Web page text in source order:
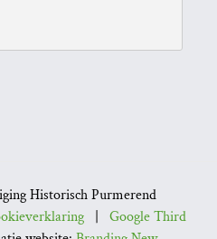
Historisch Purmerend
| Google Third